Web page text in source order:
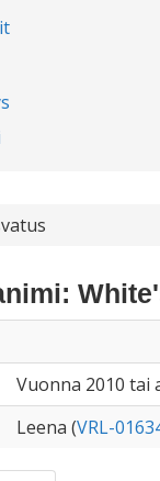
Vuonna 2010 tai
Leena (VRL-